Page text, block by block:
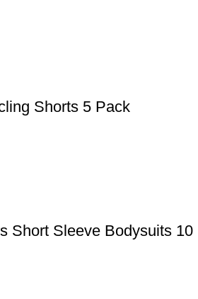
Shorts 5 Pack
Short Sleeve Bodysuits 10